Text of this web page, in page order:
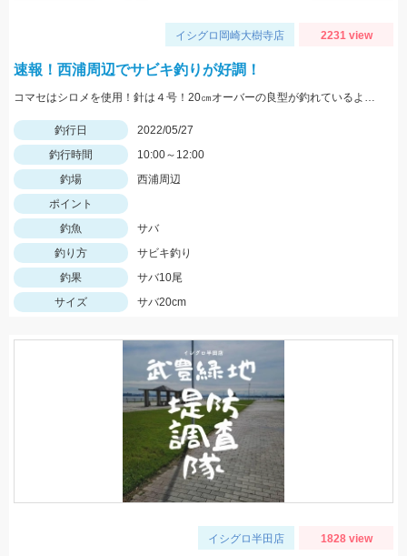
イシグロ岡崎大樹寺店 2231 view
速報！西浦周辺でサビキ釣りが好調！
コマセはシロメを使用！針は４号！20㎝オーバーの良型が釣れているようです！
釣行日
2022/05/27
釣行時間
10:00～12:00
釣場
西浦周辺
ポイント
釣魚
サバ
釣り方
サビキ釣り
釣果
サバ10尾
サイズ
サバ20cm
イシグロ半田店 1828 view